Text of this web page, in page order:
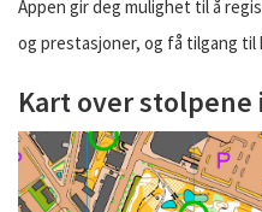
Appen gir deg mulighet til å
og prestasjoner, og få tilgang
Kart over